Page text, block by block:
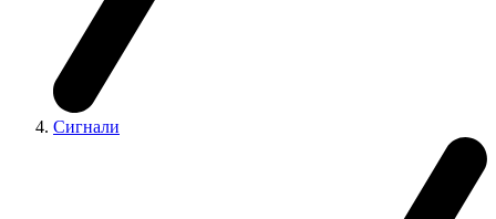
Сигнали